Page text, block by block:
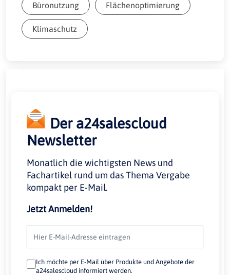
Büronutzung Flächenoptimierung
Klimaschutz
Der a24salescloud
Newsletter
Monatlich die wichtigsten News und
Fachartikel rund um das Thema Vergabe
kompakt per E-Mail.
Jetzt Anmelden!
Ich möchte per E-Mail über Produkte und Angebote der
a24salescloud informiert werden.